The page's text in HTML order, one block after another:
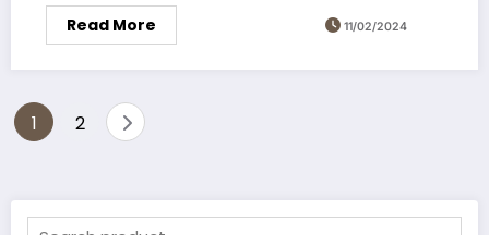
Read More 11/02/2024
Paginasi
1 2